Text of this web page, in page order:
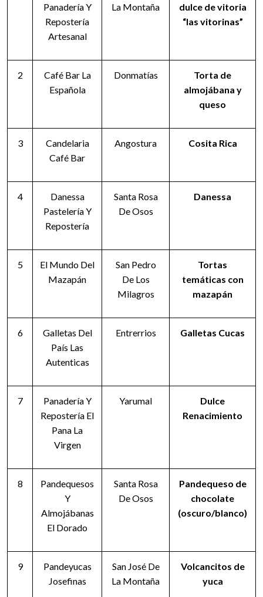
Panadería Y
Repostería
Artesanal
La Montaña
dulce de vitoria
“las vitorinas”
2
Café Bar La
Española
Donmatías
Torta de
almojábana y
queso
3
Candelaria
Café Bar
Angostura Cosita Rica
4
Danessa
Pastelería Y
Repostería
Santa Rosa
De Osos
Danessa
5
El Mundo Del
Mazapán
San Pedro
De Los
Milagros
Tortas
temáticas con
mazapán
6
Galletas Del
País Las
Autenticas
Entrerrios Galletas Cucas
7
Panadería Y
Repostería El
Pana La
Virgen
Yarumal
Dulce
Renacimiento
8
Pandequesos
Y
Almojábanas
El Dorado
Santa Rosa
De Osos
Pandequeso de
chocolate
(oscuro/blanco)
9
Pandeyucas
Josefinas
San José De
La Montaña
Volcancitos de
yuca